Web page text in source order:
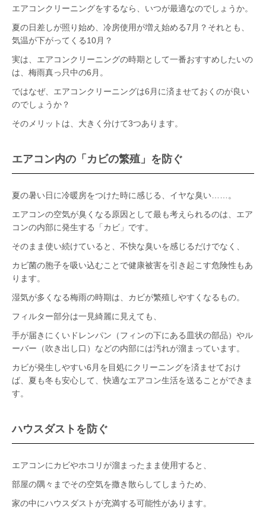
エアコンクリーニングをするなら、いつが最適なのでしょうか。
夏の日差しが照り始め、冷房使用が増え始める7月？それとも、
気温が下がってくる10月？
実は、エアコンクリーニングの時期として一番おすすめしたいの
は、梅雨真っ只中の6月。
ではなぜ、エアコンクリーニングは6月に済ませておくのが良い
のでしょうか？
そのメリットは、大きく分けて3つあります。
エアコン内の「カビの繁殖」を防ぐ
夏の暑い日に冷暖房をつけた時に感じる、イヤな臭い……。
エアコンの空気が臭くなる原因として最も考えられるのは、エア
コンの内部に発生する「カビ」です。
そのまま使い続けていると、不快な臭いを感じるだけでなく、
カビ菌の胞子を吸い込むことで健康被害を引き起こす危険性もあ
ります。
湿気が多くなる梅雨の時期は、カビが繁殖しやすくなるもの。
フィルター部分は一見綺麗に見えても、
手が届きにくいドレンパン（フィンの下にある皿状の部品）やル
ーバー（吹き出し口）などの内部には汚れが溜まっています。
カビが発生しやすい6月を目処にクリーニングを済ませておけ
ば、夏も冬も安心して、快適なエアコン生活を送ることができま
す。
ハウスダストを防ぐ
エアコンにカビやホコリが溜まったまま使用すると、
部屋の隅々までその空気を撒き散らしてしまうため、
家の中にハウスダストが充満する可能性があります。